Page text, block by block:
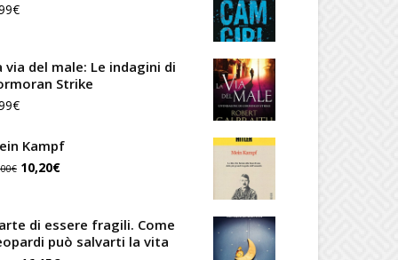
€
via del male: Le indagini di
Strike
€
Kampf
€ Il
originale
era:
10,20€Il
attuale
è:
di essere fragili. Come
può salvarti la vita